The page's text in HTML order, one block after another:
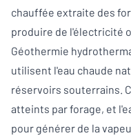
chauffée extraite des
produire de l'électricité
Géothermie
utilisent l'eau chaude
réservoirs souterrains.
atteints par forage, et
pour générer de la